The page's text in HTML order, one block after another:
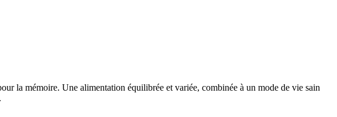
la mémoire. Une alimentation équilibrée et variée, combinée à un mode de vie sain